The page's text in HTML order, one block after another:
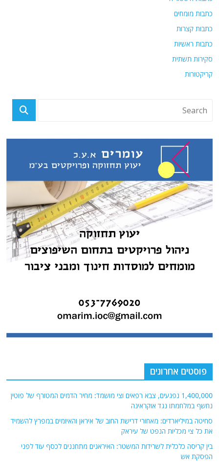
כתבות מומחים
כתבות קצרות
כתבות ראשיות
סקירות תשתית
קריקטורות
פוסטים אחרונים
1,400,000 נפגעים, צבא רפאים וצי מושמד: מחיר הדמים המטורף של פוטין
נחשף במלחמתו נגד אוקראינה
סחיטה במיליארדים: מאחורי דרישת החוב של איראן והאיומים במפרץ להשמיד
את כל צי מכליות הנפט של עיראק
בין קריסה כלכלית לשרידות המשטר: האיראנים מתחננים לכסף עוד לפני
הפסקת אש